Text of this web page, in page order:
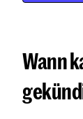
Wann